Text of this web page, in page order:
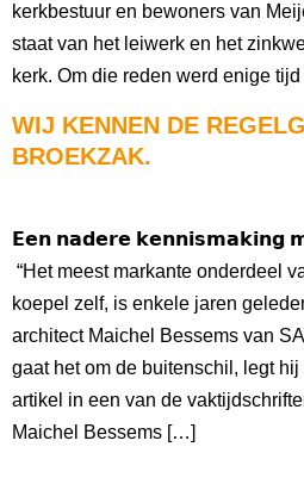
kerkbestuur en bewoners van
staat van het leiwerk en het
kerk. Om die reden werd enige
WIJ KENNEN DE
BROEKZAK.
𝗘𝗲𝗻 𝗻𝗮𝗱𝗲𝗿𝗲 𝗸𝗲𝗻𝗻𝗶𝘀𝗺𝗮𝗸𝗶𝗻𝗴
“Het meest markante onderdeel
koepel zelf, is enkele jaren
architect Maichel Bessems van
gaat het om de buitenschil, legt
artikel in een van de
Maichel Bessems […]